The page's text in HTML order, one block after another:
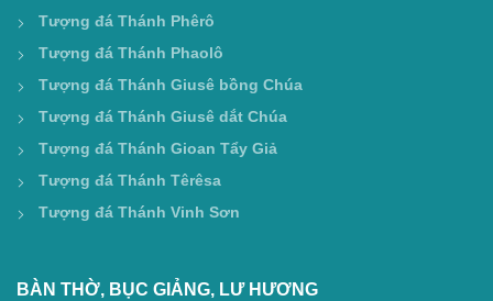
Tượng đá Thánh Phêrô
Tượng đá Thánh Phaolô
Tượng đá Thánh Giusê bồng Chúa
Tượng đá Thánh Giusê dắt Chúa
Tượng đá Thánh Gioan Tẩy Giả
Tượng đá Thánh Têrêsa
Tượng đá Thánh Vinh Sơn
BÀN THỜ, BỤC GIẢNG, LƯ HƯƠNG